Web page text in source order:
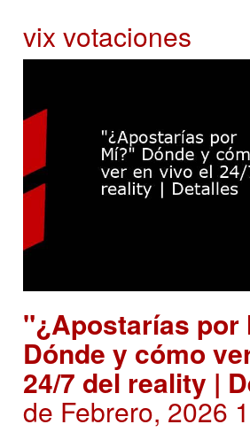
vix votaciones
"¿Apostarías por
Dónde y cómo
24/7 del reality |
de Febrero, 2026